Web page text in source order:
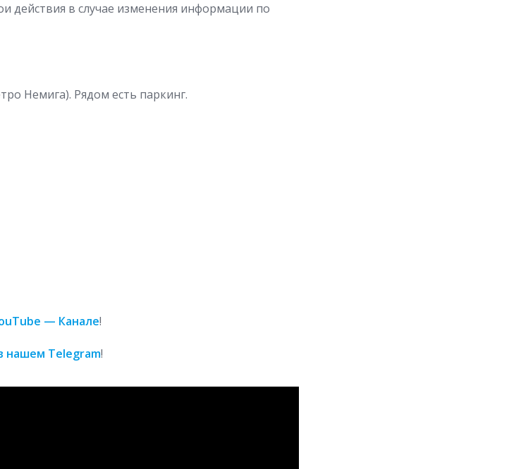
действия в случае изменения информации по
Немига). Рядом есть паркинг.
— Канале!
нашем Telegram!